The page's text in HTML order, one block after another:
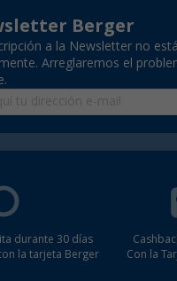
Berger
a la Newsletter no
Arreglaremos el
durante 30 días
la tarjeta Berger
Con la